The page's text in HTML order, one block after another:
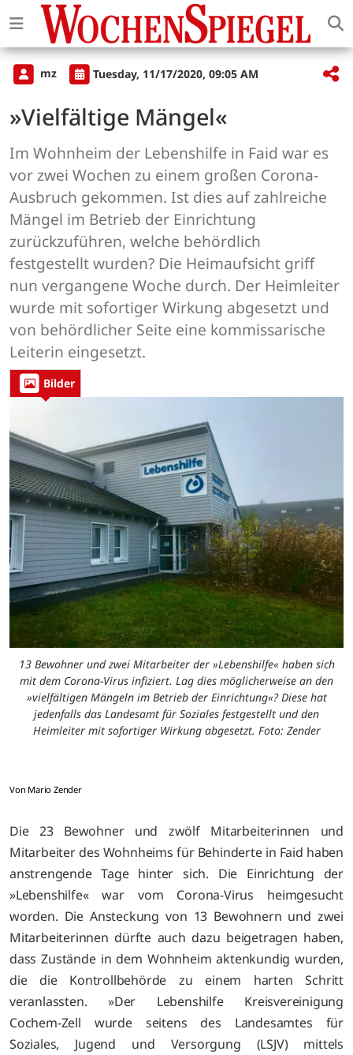
mz Tuesday, 11/17/2020, 09:05 AM
»Vielfältige Mängel«
Im Wohnheim der Lebenshilfe in Faid war es
vor zwei Wochen zu einem großen Corona-
Ausbruch gekommen. Ist dies auf zahlreiche
Mängel im Betrieb der Einrichtung
zurückzuführen, welche behördlich
festgestellt wurden? Die Heimaufsicht griff
nun vergangene Woche durch. Der Heimleiter
wurde mit sofortiger Wirkung abgesetzt und
von behördlicher Seite eine kommissarische
Leiterin eingesetzt.
Bilder
13 Bewohner und zwei Mitarbeiter der »Lebenshilfe« haben sich
mit dem Corona-Virus infiziert. Lag dies möglicherweise an den
»vielfältigen Mängeln im Betrieb der Einrichtung«? Diese hat
jedenfalls das Landesamt für Soziales festgestellt und den
Heimleiter mit sofortiger Wirkung abgesetzt. Foto: Zender
Von Mario Zender
Die 23 Bewohner und zwölf Mitarbeiterinnen und
Mitarbeiter des Wohnheims für Behinderte in Faid haben
anstrengende Tage hinter sich. Die Einrichtung der
»Lebenshilfe« war vom Corona-Virus heimgesucht
worden. Die Ansteckung von 13 Bewohnern und zwei
Mitarbeiterinnen dürfte auch dazu beigetragen haben,
dass Zustände in dem Wohnheim aktenkundig wurden,
die die Kontrollbehörde zu einem harten Schritt
veranlassten. »Der Lebenshilfe Kreisvereinigung
Cochem-Zell wurde seitens des Landesamtes für
Soziales, Jugend und Versorgung (LSJV) mittels